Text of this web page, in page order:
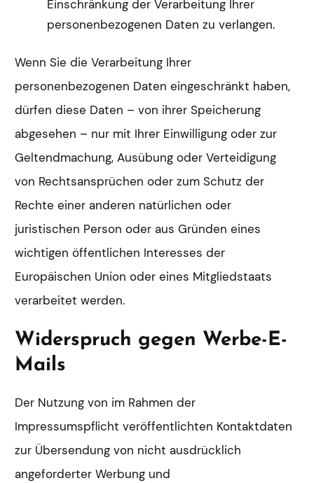
Einschränkung der Verarbeitung Ihrer
personenbezogenen Daten zu verlangen.
Wenn Sie die Verarbeitung Ihrer
personenbezogenen Daten eingeschränkt haben,
dürfen diese Daten – von ihrer Speicherung
abgesehen – nur mit Ihrer Einwilligung oder zur
Geltendmachung, Ausübung oder Verteidigung
von Rechtsansprüchen oder zum Schutz der
Rechte einer anderen natürlichen oder
juristischen Person oder aus Gründen eines
wichtigen öffentlichen Interesses der
Europäischen Union oder eines Mitgliedstaats
verarbeitet werden.
Widerspruch gegen Werbe-E-
Mails
Der Nutzung von im Rahmen der
Impressumspflicht veröffentlichten Kontaktdaten
zur Übersendung von nicht ausdrücklich
angeforderter Werbung und